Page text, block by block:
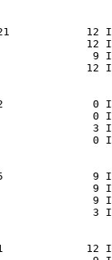
12
9
12
0
3
0
9
9
3
12